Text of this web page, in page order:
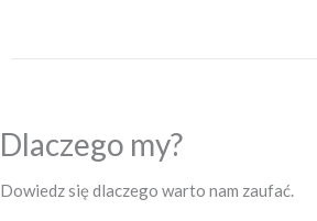
Dlaczego my?
Dowiedz się dlaczego warto nam zaufać.